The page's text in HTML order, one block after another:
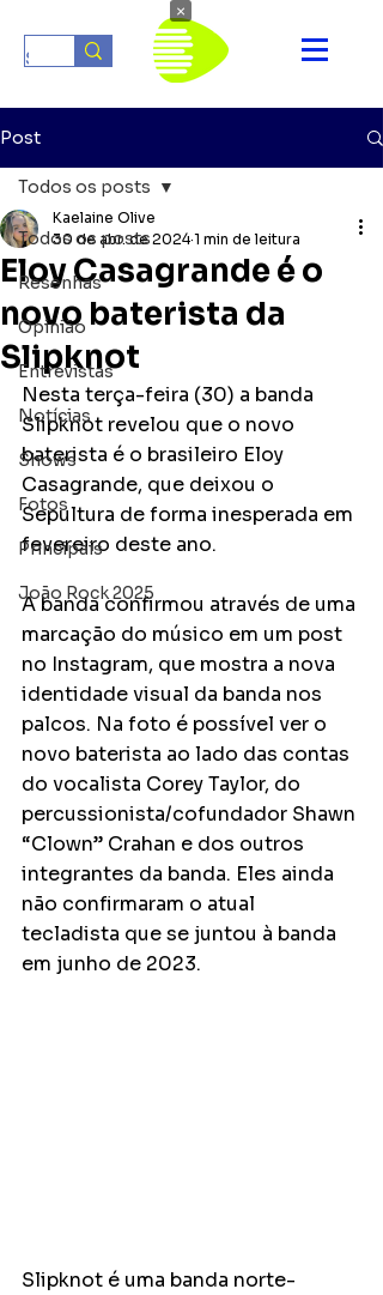
Post
Todos os posts
Resenhas
Opinião
Entrevistas
Notícias
Shows
Fotos
Principais
João Rock 2025
Todos os posts
Eloy Casagrande é o
novo baterista da
Slipknot
Kaelaine Olive
30 de abr. de 2024 1 min de leitura
Nesta terça-feira (30) a banda
Slipknot revelou que o novo
baterista é o brasileiro Eloy
Casagrande, que deixou o
Sepultura de forma inesperada em
fevereiro deste ano.
A banda confirmou através de uma
marcação do músico em um post
no Instagram, que mostra a nova
identidade visual da banda nos
palcos. Na foto é possível ver o
novo baterista ao lado das contas
do vocalista Corey Taylor, do
percussionista/cofundador Shawn
“Clown” Crahan e dos outros
integrantes da banda. Eles ainda
não confirmaram o atual
tecladista que se juntou à banda
em junho de 2023.
Slipknot é uma banda norte-
×